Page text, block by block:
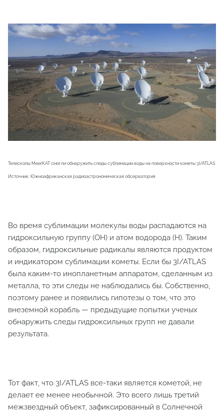
Телескопы MeerKAT смогли обнаружить следы сублимации воды на поверхности кометы 3I/ATLAS
Источник: Южноафриканская радиоастрономическая обсерватория
Во время сублимации молекулы воды распадаются на
гидроксильную группу (OH) и атом водорода (H). Таким
образом, гидроксильные радикалы являются продуктом
и индикатором сублимации кометы. Если бы 3I/ATLAS
была каким-то инопланетным аппаратом, сделанным из
металла, то эти следы не наблюдались бы. Собственно,
поэтому ранее и появились гипотезы о том, что это
внеземной корабль — предыдущие попытки ученых
обнаружить следы гидроксильных групп не давали
результата.
Тот факт, что 3I/ATLAS все-таки является кометой, не
делает ее менее необычной. Это всего лишь третий
межзвездный объект, зафиксированный в Солнечной